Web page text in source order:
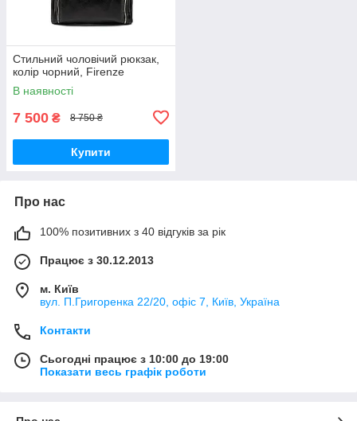
Стильний чоловічий рюкзак,
колір чорний, Firenze
В наявності
7 500 ₴ 8 750 ₴
Купити
Про нас
100% позитивних з 40 відгуків за рік
Працює з 30.12.2013
м. Київ
вул. П.Григоренка 22/20, офіс 7, Київ, Україна
Контакти
Сьогодні працює з 10:00 до 19:00
Показати весь графік роботи